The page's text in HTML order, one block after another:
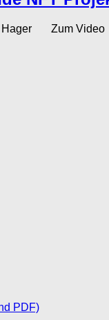
Hager Zum
PDF)